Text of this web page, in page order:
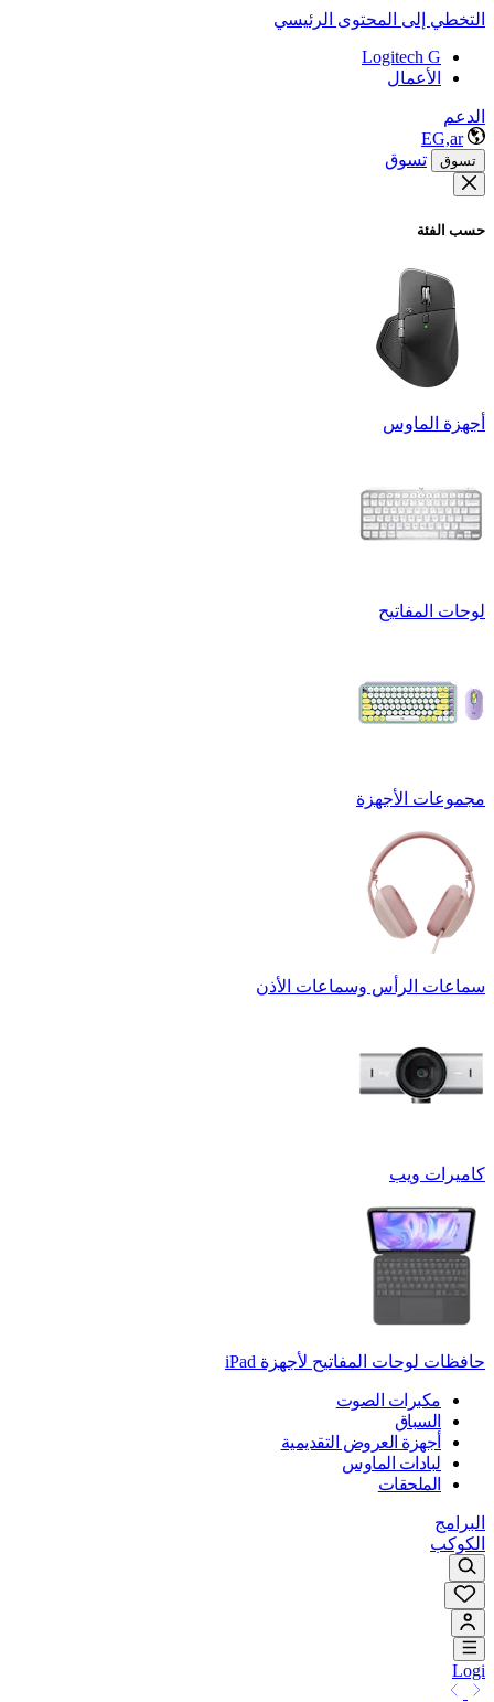
التخطي إلى المحتوى الرئيسي
Logitech G
الأعمال
الدعم
EG,ar
تسوق تسوق
حسب الفئة
أجهزة الماوس
لوحات المفاتيح
مجموعات الأجهزة
سماعات الرأس وسماعات الأذن
كاميرات ويب
حافظات لوحات المفاتيح لأجهزة ‏iPad
مكبرات الصوت
السباق
أجهزة العروض التقديمية
لبادات الماوس
الملحقات
البرامج
الكوكب
Logi